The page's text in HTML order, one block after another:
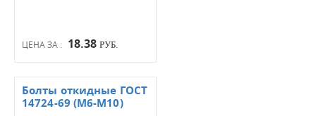
ЦЕНА ЗА : 18.38 РУБ.
Болты откидные ГОСТ
14724-69 (М6-М10)